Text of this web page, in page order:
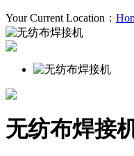
Your Current Location：
无纺布焊接